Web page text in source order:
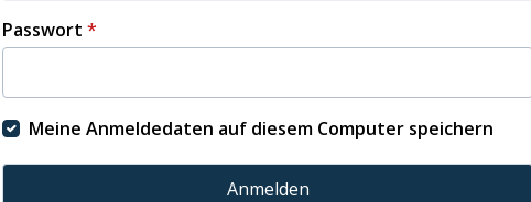
Passwort *
Meine Anmeldedaten auf diesem Computer speichern
Anmelden